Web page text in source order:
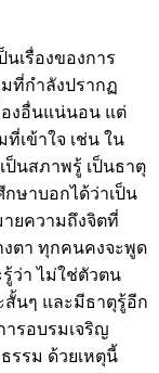
นเรื่องของการ
ที่กำลังปรากฏ
งอื่นแน่นอน แต่
เข้าใจ เช่น ใน
นสภาพรู้ เป็นธาตุ
ษาบอกได้ว่าเป็น
ยความถึงจิตที่
งตา ทุกคนคงจะพูด
ว่า ไม่ใช่ตัวตน
สั้นๆ และมีธาตุรู้อีก
ารอบรมเจริญ
รม ด้วยเหตุนี้